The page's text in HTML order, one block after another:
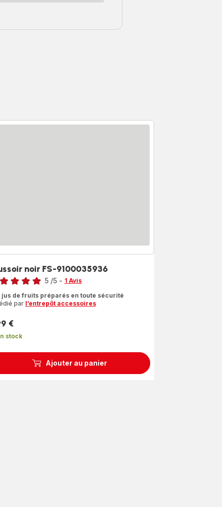
Ajouter au panier
noir FS-9100035936
5 /5 - 1 Avis
jus de fruits préparés en toute sécurité
par l’entrepôt accessoires
€
stock